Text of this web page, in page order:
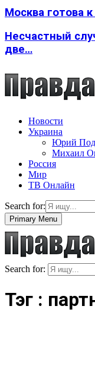
Москва готова
Несчастный
две…
Новости
Украина
Юрий
Михаил
Россия
Мир
ТВ Онлайн
Search for:
Primary Menu
Search for:
Тэг :